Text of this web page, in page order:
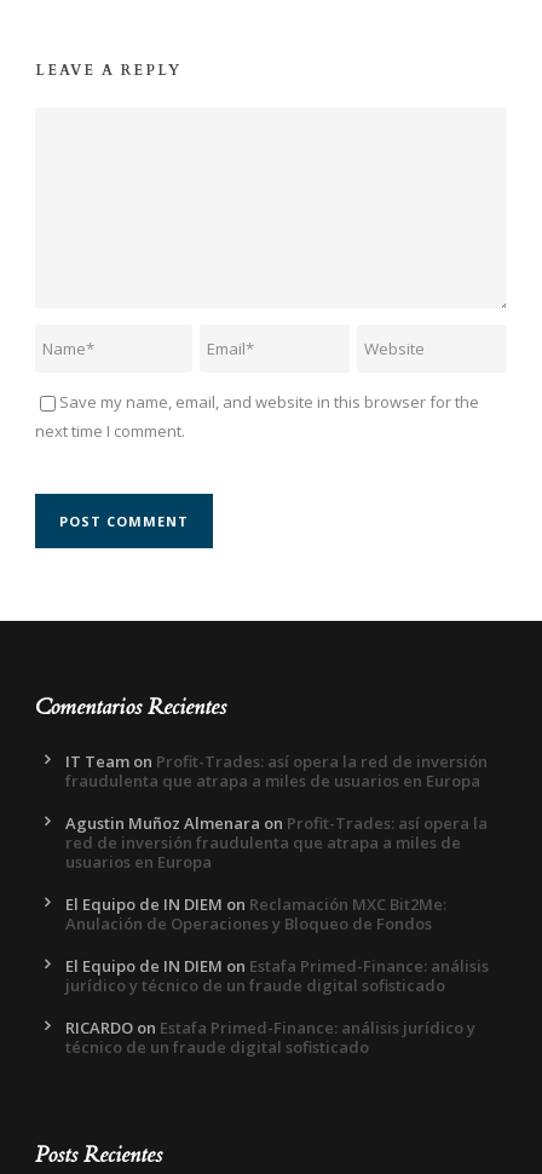
LEAVE A REPLY
Save my name, email, and website in this browser for the
next time I comment.
Comentarios Recientes
IT Team on Profit-Trades: así opera la red de inversión
fraudulenta que atrapa a miles de usuarios en Europa
Agustin Muñoz Almenara on Profit-Trades: así opera la
red de inversión fraudulenta que atrapa a miles de
usuarios en Europa
El Equipo de IN DIEM on Reclamación MXC Bit2Me:
Anulación de Operaciones y Bloqueo de Fondos
El Equipo de IN DIEM on Estafa Primed-Finance: análisis
jurídico y técnico de un fraude digital sofisticado
RICARDO on Estafa Primed-Finance: análisis jurídico y
técnico de un fraude digital sofisticado
Posts Recientes